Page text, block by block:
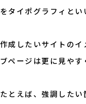
をタイポグラフィとい
作成したいサイトの
ブページは更に見やす
たとえば、強調した